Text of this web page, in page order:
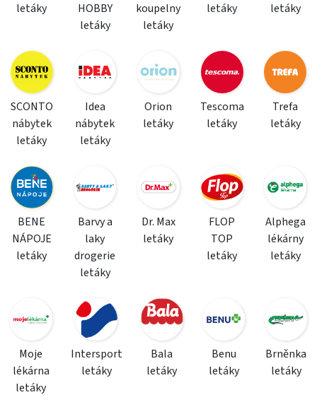
letáky
HOBBY
letáky
koupelny
letáky
letáky
letáky
SCONTO
nábytek
letáky
Idea
nábytek
letáky
Orion
letáky
Tescoma
letáky
Trefa
letáky
BENE
NÁPOJE
letáky
Barvy a
laky
drogerie
letáky
Dr. Max
letáky
FLOP
TOP
letáky
Alphega
lékárny
letáky
Moje
lékárna
letáky
Intersport
letáky
Bala
letáky
Benu
letáky
Brněnka
letáky